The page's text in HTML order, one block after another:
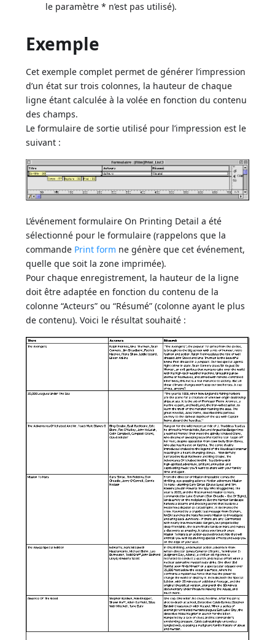
le paramètre * n’est pas utilisé).
Exemple
Cet exemple complet permet de générer l’impression
d’un état sur trois colonnes, la hauteur de chaque
ligne étant calculée à la volée en fonction du contenu
des champs.
Le formulaire de sortie utilisé pour l’impression est le
suivant :
L’événement formulaire On Printing Detail a été
sélectionné pour le formulaire (rappelons que la
commande Print form ne génère que cet événement,
quelle que soit la zone imprimée).
Pour chaque enregistrement, la hauteur de la ligne
doit être adaptée en fonction du contenu de la
colonne “Acteurs” ou “Résumé” (colonne ayant le plus
de contenu). Voici le résultat souhaité :